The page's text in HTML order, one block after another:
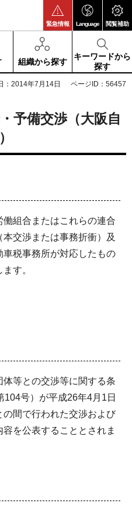
緊急情報 Language 閲覧補助
組織から探す
キーワードから
探す
：2014年7月14日 ページID：56457
予備交渉（大阪自
組合またはこれらの連合
交渉または事務折衝）及
税事務所が対応したもの
す。
等との交渉等に関する条
号）が平成26年4月1日
間で行われた交渉および
を公表することとされま